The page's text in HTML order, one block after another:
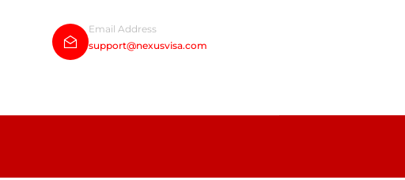
Email Address
support@nexusvisa.com